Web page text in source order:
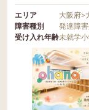
エリア 大阪府>
障害種別
発達障害
受け入れ年齢未就学